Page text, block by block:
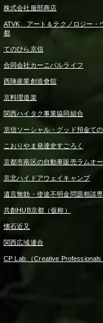
株式会社服部商店
ATVK アート＆テクノロジー・
都
てのひら京信
合同会社カーニバルライフ
西陣産業創造會舘
京料理道楽
関西ハイタク事業協同組合
京信ソーシャル・グッド預金て
こおりやま発達史すごろく
京都市南区の自動車販売ラムオー
京北ハイドアウェイキャンプ
遺言無効・使途不明金問題相談
共創HUB京都（仮称）
懐石近又
関西広域連合
CP Lab.（Creative Professionals